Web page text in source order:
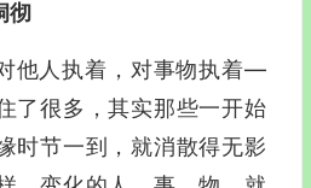
彻
他人执着，对事物执着—
了很多，其实那些一开始
时节一到，就消散得无影